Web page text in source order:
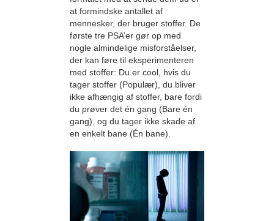
at formindske antallet af
mennesker, der bruger stoffer. De
første tre PSA’er gør op med
nogle almindelige misforståelser,
der kan føre til eksperimenteren
med stoffer: Du er cool, hvis du
tager stoffer (Populær), du bliver
ikke afhængig af stoffer, bare fordi
du prøver det én gang (Bare én
gang), og du tager ikke skade af
en enkelt bane (Én bane).